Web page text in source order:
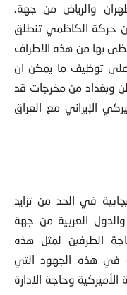
والرياض من جهة،
حركة الكاظمي تنطلق
بها من هذه الاطراف
على توظيف ما يمكن ان
وبغداد من مخرجات قد
الإيراني مع العراق
في الحد من تزايد
العربية من جهة
الطرفين لمثل هذه
في هذه الجهود التي
الأميركية وحاجة الادارة